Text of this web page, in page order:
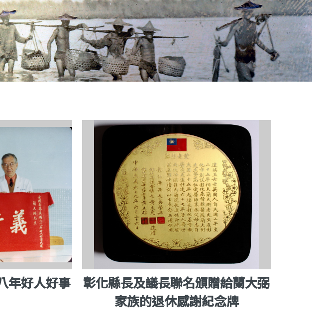
年好人好事
彰化縣長及議長聯名頒贈給蘭大弼
家族的退休感謝紀念牌